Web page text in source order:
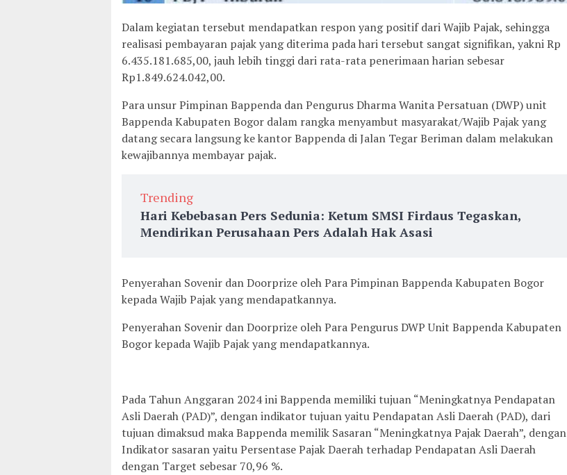
Dalam kegiatan tersebut mendapatkan respon yang positif dari Wajib Pajak, sehingga
realisasi pembayaran pajak yang diterima pada hari tersebut sangat signifikan, yakni Rp
6.435.181.685,00, jauh lebih tinggi dari rata-rata penerimaan harian sebesar
Rp1.849.624.042,00.
Para unsur Pimpinan Bappenda dan Pengurus Dharma Wanita Persatuan (DWP) unit
Bappenda Kabupaten Bogor dalam rangka menyambut masyarakat/Wajib Pajak yang
datang secara langsung ke kantor Bappenda di Jalan Tegar Beriman dalam melakukan
kewajibannya membayar pajak.
Trending
Hari Kebebasan Pers Sedunia: Ketum SMSI Firdaus Tegaskan,
Mendirikan Perusahaan Pers Adalah Hak Asasi
Penyerahan Sovenir dan Doorprize oleh Para Pimpinan Bappenda Kabupaten Bogor
kepada Wajib Pajak yang mendapatkannya.
Penyerahan Sovenir dan Doorprize oleh Para Pengurus DWP Unit Bappenda Kabupaten
Bogor kepada Wajib Pajak yang mendapatkannya.
Pada Tahun Anggaran 2024 ini Bappenda memiliki tujuan “Meningkatnya Pendapatan
Asli Daerah (PAD)”, dengan indikator tujuan yaitu Pendapatan Asli Daerah (PAD), dari
tujuan dimaksud maka Bappenda memilik Sasaran “Meningkatnya Pajak Daerah”, dengan
Indikator sasaran yaitu Persentase Pajak Daerah terhadap Pendapatan Asli Daerah
dengan Target sebesar 70,96 %.